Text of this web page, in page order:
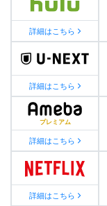
詳細はこちら
詳細はこちら
詳細はこちら
詳細はこちら